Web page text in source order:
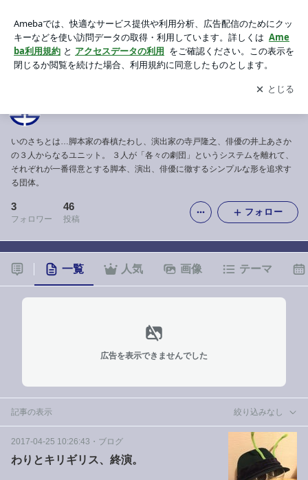
アプリをダウンロードして ブログの更新通知
を受け取りまし
ょう。
開く
いのさちとは…脚本家の春槙たわし、演出家の寺戸隆之、俳優の井上あさか
の３人からなるユニット。 ３人が「各々の劇団」というシステムを離れて、
それぞれが一番得意とする脚本、演出、俳優に徹するシンプルな形を追求す
る団体。
3
フォロワー
46
投稿
フォロー
一覧 人気 画像 テーマ
広告を表示できませんでした
記事の表示 絞り込みなし
2017-04-25 10:26:43 ・ ブログ
わりとキリギリス、終演。